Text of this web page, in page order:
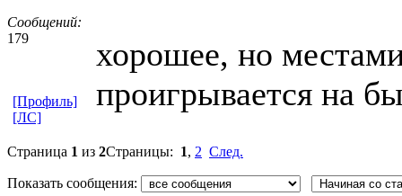
Сообщений:
179
хорошее, но
проигрывается на
[Профиль]
[ЛС]
Страница 1 из 2Страницы: 1, 2 След.
Показать сообщения: